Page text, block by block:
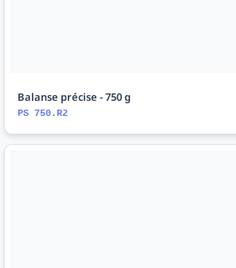
Balanse précise - 750 g
PS 750.R2